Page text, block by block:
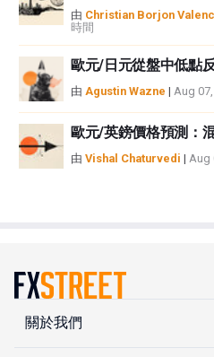
由 Christian Borjon
時間
歐元/日元從盤中低點
由 Agustin Wazne | Aug
歐元/英鎊價格預測：
由 Vishal Chaturvedi | Aug
關於我們